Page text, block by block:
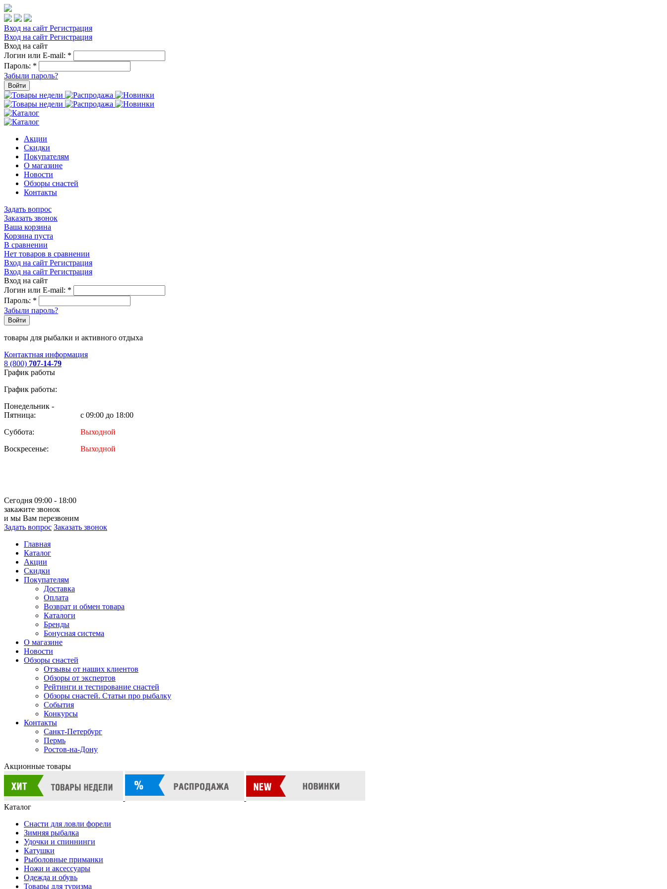
Вход на сайт Регистрация
Вход на сайт Регистрация
Вход на сайт
Логин или E-mail: *
Пароль: *
Забыли пароль?
Войти
Акции
Скидки
Покупателям
О магазине
Новости
Обзоры снастей
Контакты
Задать вопрос
Заказать звонок
Ваша корзина
Корзина пуста
В сравнении
Нет товаров в сравнении
Вход на сайт Регистрация
Вход на сайт Регистрация
Вход на сайт
Логин или E-mail: *
Пароль: *
Забыли пароль?
Войти
товары для рыбалки и активного отдыха
Контактная информация
8 (800) 707-14-79
График работы
График работы:
Понедельник -
Пятница:
с 09:00 до 18:00
Суббота:
Выходной
Воскресенье:
Выходной
Сегодня 09:00 - 18:00
закажите звонок
и мы Вам перезвоним
Задать вопрос Заказать звонок
Главная
Каталог
Акции
Скидки
Покупателям
Доставка
Оплата
Возврат и обмен товара
Каталоги
Бренды
Бонусная система
О магазине
Новости
Обзоры снастей
Отзывы от наших клиентов
Обзоры от экспертов
Рейтинги и тестирование снастей
Обзоры снастей. Статьи про рыбалку
События
Конкурсы
Контакты
Санкт-Петербург
Пермь
Ростов-на-Дону
Акционные товары
Каталог
Снасти для ловли форели
Зимняя рыбалка
Удочки и спиннинги
Катушки
Рыболовные приманки
Ножи и аксессуары
Одежда и обувь
Товары для туризма